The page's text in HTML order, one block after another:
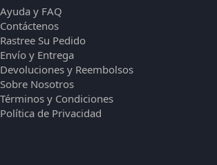
Ayuda y FAQ
Contáctenos
Rastree Su Pedido
Envío y Entrega
Devoluciones y Reembolsos
Sobre Nosotros
Términos y Condiciones
Política de Privacidad